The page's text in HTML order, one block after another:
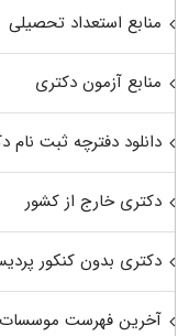
منابع استعداد تحصیلی
منابع آزمون دکتری
دانلود دفترچه ثبت نام
دکتری خارج از کشور
دکتری بدون کنکور
آخرین فهرست موسسات